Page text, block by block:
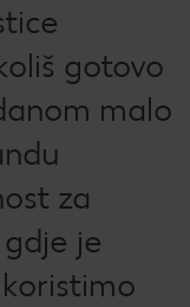
gotovo
malo
za
je